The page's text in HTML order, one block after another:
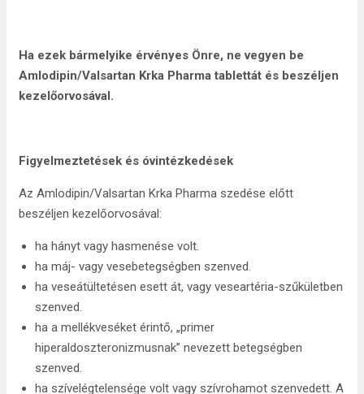
Ha ezek bármelyike érvényes Önre, ne vegyen be
Amlodipin/Valsartan Krka Pharma tablettát és beszéljen
kezelőorvosával.
Figyelmeztetések és óvintézkedések
Az Amlodipin/Valsartan Krka Pharma szedése előtt
beszéljen kezelőorvosával:
ha hányt vagy hasmenése volt.
ha máj- vagy vesebetegségben szenved.
ha veseátültetésen esett át, vagy veseartéria-szűkületben
szenved.
ha a mellékveséket érintő, „primer
hiperaldoszteronizmusnak” nevezett betegségben
szenved.
ha szívelégtelensége volt vagy szívrohamot szenvedett. A